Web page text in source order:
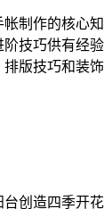
制作的核心
技巧供有经
版技巧和装
创造四季开